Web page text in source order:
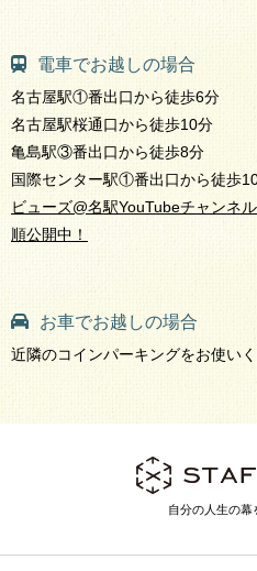
電車でお越しの場合
名古屋駅①番出口から徒歩6分
名古屋駅桜通口から徒歩10分
亀島駅③番出口から徒歩8分
国際センター駅①番出口から徒歩
ビューズ@名駅YouTubeチャンネ
順公開中！
お車でお越しの場合
近隣のコインパーキングをお使い
自分の人生の幕